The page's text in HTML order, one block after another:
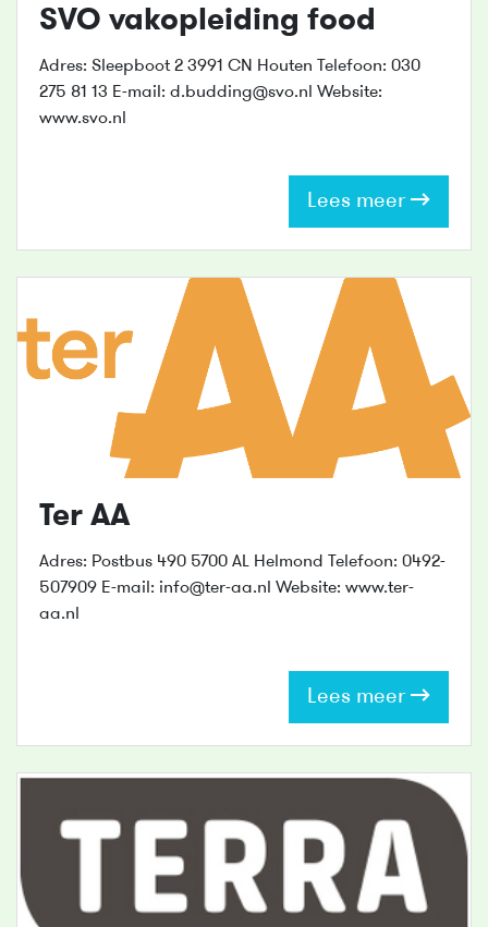
SVO vakopleiding food
Adres: Sleepboot 2 3991 CN Houten Telefoon: 030
275 81 13 E-mail: d.budding@svo.nl Website:
www.svo.nl
Lees meer
Ter AA
Adres: Postbus 490 5700 AL Helmond Telefoon: 0492-
507909 E-mail: info@ter-aa.nl Website: www.ter-
aa.nl
Lees meer